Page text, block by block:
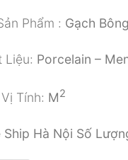
Phẩm : Gạch
Liệu: Porcelain –
Tính: M2
Ship Hà Nội Số